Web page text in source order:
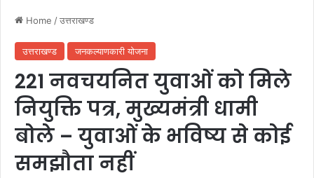
Home /उत्तराखण्ड
उत्तराखण्ड जनकल्याणकारी योजना
221 नवचयनित युवाओं को मिले
नियुक्ति पत्र, मुख्यमंत्री धामी
बोले – युवाओं के भविष्य से कोई
समझौता नहीं